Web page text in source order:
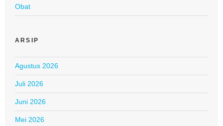
Obat
ARSIP
Agustus 2026
Juli 2026
Juni 2026
Mei 2026